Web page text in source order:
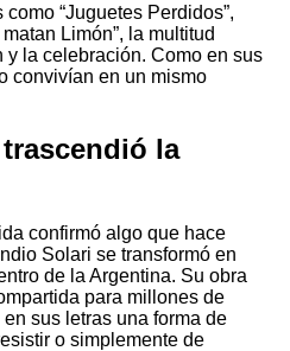
“Juguetes Perdidos”,
Limón”, la multitud
y la celebración. Como en sus
convivían en un mismo
la
confirmó algo que hace
Solari se transformó en
de la Argentina. Su obra
para millones de
sus letras una forma de
o simplemente de